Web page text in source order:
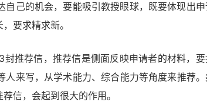
己的机会，要能吸引教授眼球，既要体现出
要求精求新。
推荐信，推荐信是侧面反映申请者的材料，要
来写，从学术能力、综合能力等角度来推荐
信，会起到很大的作用。